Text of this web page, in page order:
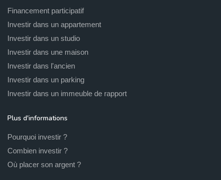
Financement participatif
Investir dans un appartement
Investir dans un studio
Investir dans une maison
Investir dans l'ancien
Investir dans un parking
Investir dans un immeuble de rapport
Plus d'informations
Pourquoi investir ?
Combien investir ?
Où placer son argent ?